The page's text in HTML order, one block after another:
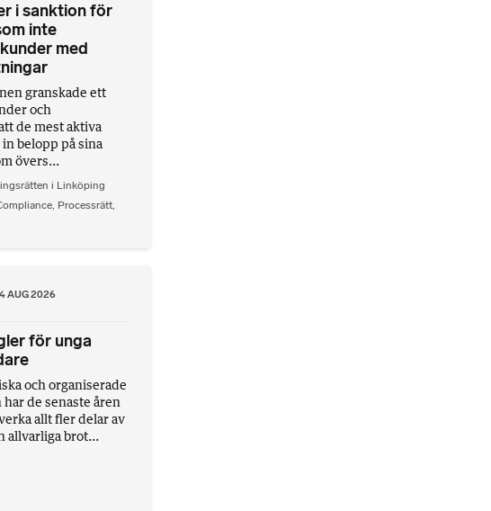
i sanktion för
inte
med
granskade ett
och
de mest aktiva
belopp på sina
övers...
i Linköping
Processrätt
AUG 2026
för unga
och organiserade
de senaste åren
allt fler delar av
allvarliga brot...